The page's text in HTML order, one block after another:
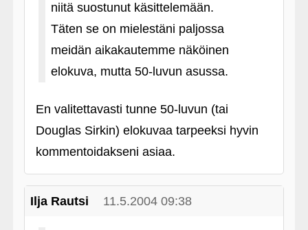
niitä suostunut käsittelemään.
Täten se on mielestäni paljossa
meidän aikakautemme näköinen
elokuva, mutta 50-luvun asussa.
En valitettavasti tunne 50-luvun (tai
Douglas Sirkin) elokuvaa tarpeeksi hyvin
kommentoidakseni asiaa.
Ilja Rautsi 11.5.2004 09:38